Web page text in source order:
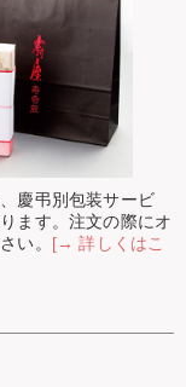
慶弔別包装サービ
ます。注文の際にオ
い。 [→ 詳しくはこ